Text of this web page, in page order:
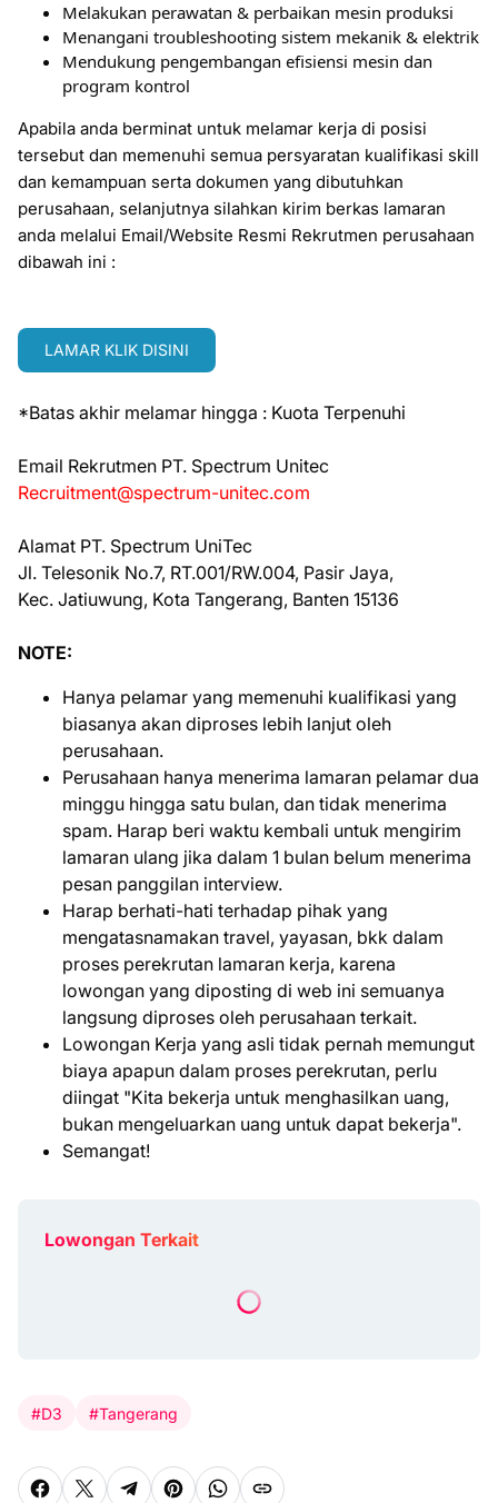
Melakukan perawatan & perbaikan mesin produksi
Menangani troubleshooting sistem mekanik & elektrik
Mendukung pengembangan efisiensi mesin dan
program kontrol
Apabila anda berminat untuk melamar kerja di posisi
tersebut dan memenuhi semua persyaratan kualifikasi skill
dan kemampuan serta dokumen yang dibutuhkan
perusahaan, selanjutnya silahkan kirim berkas lamaran
anda melalui Email/Website Resmi Rekrutmen perusahaan
dibawah ini :
LAMAR KLIK DISINI
*Batas akhir melamar hingga : Kuota Terpenuhi
Emаіl Rеkrutmеn PT. Spectrum Unitec
Recruitment@spectrum-unitec.com
Alamat PT. Spectrum UniTec
Jl. Telesonik No.7, RT.001/RW.004, Pasir Jaya,
Kec. Jatiuwung, Kota Tangerang, Banten 15136
NOTE:
Hanya pelamar yang memenuhi kualifikasi yang
biasanya akan diproses lebih lanjut oleh
perusahaan.
Perusahaan hanya menerima lamaran pelamar dua
minggu hingga satu bulan, dan tidak menerima
spam. Harap beri waktu kembali untuk mengirim
lamaran ulang jika dalam 1 bulan belum menerima
pesan panggilan interview.
Harap berhati-hati terhadap pihak yang
mengatasnamakan travel, yayasan, bkk dalam
proses perekrutan lamaran kerja, karena
lowongan yang diposting di web ini semuanya
langsung diproses oleh perusahaan terkait.
Lowongan Kerja yang asli tidak pernah memungut
biaya apapun dalam proses perekrutan, perlu
diingat "Kita bekerja untuk menghasilkan uang,
bukan mengeluarkan uang untuk dapat bekerja".
Semangat!
Lowongan Terkait
#D3 #Tangerang